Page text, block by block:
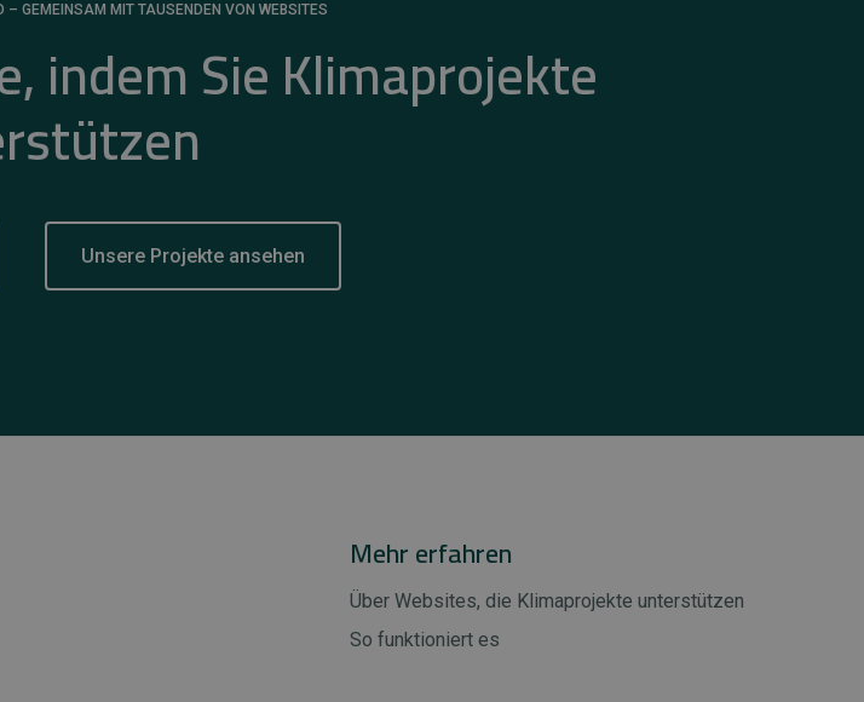
– GEMEINSAM MIT TAUSENDEN VON WEBSITES
indem Sie Klimaprojekte
Unsere Projekte ansehen
Mehr erfahren
Über Websites, die Klimaprojekte unterstützen
So funktioniert es